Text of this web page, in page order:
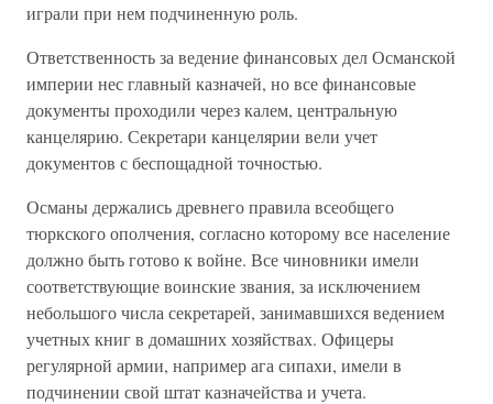
играли при нем подчиненную роль.
Ответственность за ведение финансовых дел Османской
империи нес главный казначей, но все финансовые
документы проходили через калем, центральную
канцелярию. Секретари канцелярии вели учет
документов с беспощадной точностью.
Османы держались древнего правила всеобщего
тюркского ополчения, согласно которому все население
должно быть готово к войне. Все чиновники имели
соответствующие воинские звания, за исключением
небольшого числа секретарей, занимавшихся ведением
учетных книг в домашних хозяйствах. Офицеры
регулярной армии, например ага сипахи, имели в
подчинении свой штат казначейства и учета.